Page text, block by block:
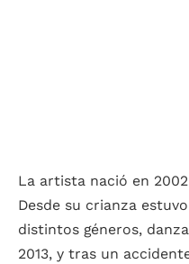
La artista nació en
Desde su crianza
distintos géneros,
2013, y tras un